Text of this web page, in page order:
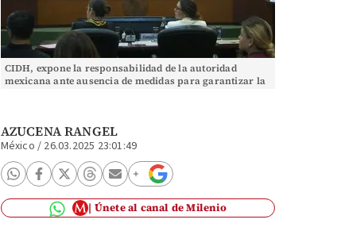
CIDH, expone la responsabilidad de la autoridad
mexicana ante ausencia de medidas para garantizar la
AZUCENA RANGEL
México / 26.03.2025 23:01:49
Únete al canal de Milenio